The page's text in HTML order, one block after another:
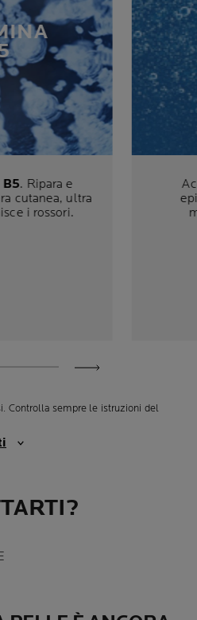
B5. Ripara e
cutanea, ultra
i rossori.
Controlla sempre le istruzioni del